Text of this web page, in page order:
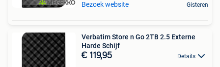
Bezoek website
Gisteren
Verbatim Store n Go 2TB 2.5 Externe
Harde Schijf
€ 119,95 Details